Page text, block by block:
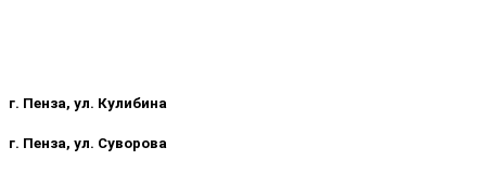
г. Пенза, ул. Кулибина
г. Пенза, ул. Суворова